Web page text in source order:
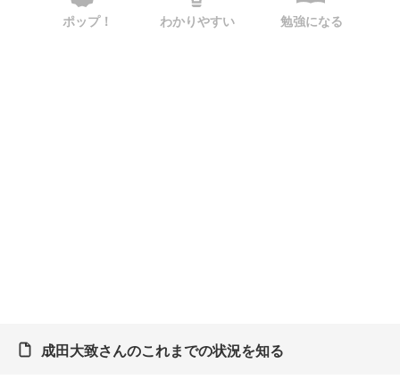
ポップ！ わかりやすい 勉強になる
成田大致さんのこれまでの状況を知る